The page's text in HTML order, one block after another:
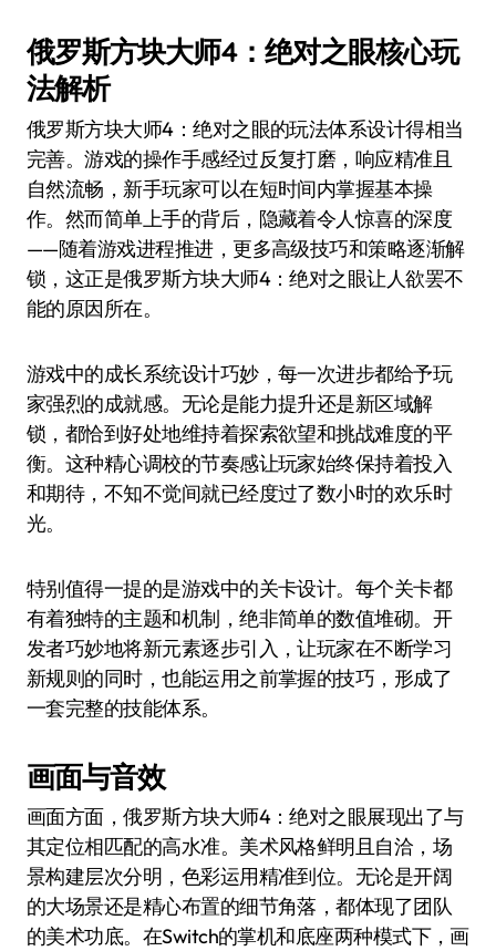
俄罗斯方块大师4：绝对之眼核心玩
法解析
俄罗斯方块大师4：绝对之眼的玩法体系设计得相当
完善。游戏的操作手感经过反复打磨，响应精准且
自然流畅，新手玩家可以在短时间内掌握基本操
作。然而简单上手的背后，隐藏着令人惊喜的深度
——随着游戏进程推进，更多高级技巧和策略逐渐解
锁，这正是俄罗斯方块大师4：绝对之眼让人欲罢不
能的原因所在。
游戏中的成长系统设计巧妙，每一次进步都给予玩
家强烈的成就感。无论是能力提升还是新区域解
锁，都恰到好处地维持着探索欲望和挑战难度的平
衡。这种精心调校的节奏感让玩家始终保持着投入
和期待，不知不觉间就已经度过了数小时的欢乐时
光。
特别值得一提的是游戏中的关卡设计。每个关卡都
有着独特的主题和机制，绝非简单的数值堆砌。开
发者巧妙地将新元素逐步引入，让玩家在不断学习
新规则的同时，也能运用之前掌握的技巧，形成了
一套完整的技能体系。
画面与音效
画面方面，俄罗斯方块大师4：绝对之眼展现出了与
其定位相匹配的高水准。美术风格鲜明且自洽，场
景构建层次分明，色彩运用精准到位。无论是开阔
的大场景还是精心布置的细节角落，都体现了团队
的美术功底。在Switch的掌机和底座两种模式下，画